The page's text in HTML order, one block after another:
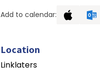
Add to calendar:
Location
Linklaters